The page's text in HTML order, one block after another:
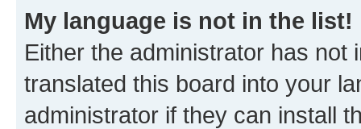
My language is not in the list!
Either the administrator has not
translated this board into your
administrator if they can install